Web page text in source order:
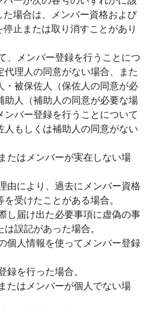
た場合は、メンバー資格および
止または取り消すことがあり
、メンバー登録を行うことにつ
代理人の同意がない場合、また
・被保佐人（保佐人の同意が必
助人（補助人の同意が必要な場
ンバー登録を行うことについて
人もしくは補助人の同意がない
たはメンバーが実在しない場
由により、過去にメンバー資格
受けたことがある場合。
し届け出た必要事項に虚偽の事
誤記があった場合。
個人情報を使ってメンバー登録
録を行った場合。
たはメンバーが個人でない場